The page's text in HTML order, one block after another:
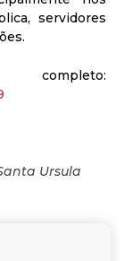
servidores
Ursula